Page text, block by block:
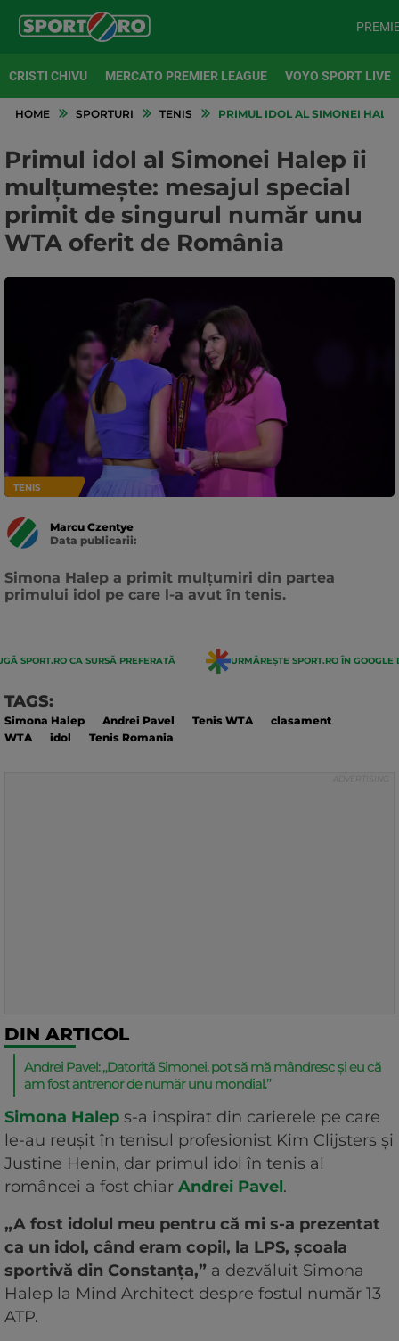
CRISTI CHIVU MERCATO PREMIER LEAGUE VOYO SPORT LIVE
HOME SPORTURI TENIS PRIMUL IDOL AL SIMONEI
Primul idol al Simonei Halep îi
mulțumește: mesajul special
primit de singurul număr unu
WTA oferit de România
TENIS
Marcu Czentye
Data publicarii:
Simona Halep a primit mulțumiri din partea
primului idol pe care l-a avut în tenis.
SPORT.RO CA SURSĂ PREFERATĂ URMĂREȘTE SPORT.RO ÎN GOOGLE
TAGS:
Simona Halep Andrei Pavel Tenis WTA
clasament
WTA
idol Tenis Romania
DIN ARTICOL
Andrei Pavel: „Datorită Simonei, pot să mă mândresc și eu că
am fost antrenor de număr unu mondial.”
Simona Halep s-a inspirat din carierele pe care
le-au reușit în tenisul profesionist Kim Clijsters și
Justine Henin, dar primul idol în tenis al
româncei a fost chiar Andrei Pavel.
„A fost idolul meu pentru că mi s-a prezentat
ca un idol, când eram copil, la LPS, școala
sportivă din Constanța,” a dezvăluit Simona
Halep la Mind Architect despre fostul număr 13
ATP.